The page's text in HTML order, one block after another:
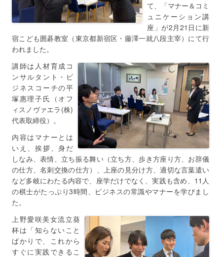
て、「マナー＆コミ
ュニケーション講
座」が2月21日に新
宿こども囲碁教室（東京都新宿区・藤澤一就八段主宰）にて行
われました。
講師は人材育成コ
ンサルタント・ビ
ジネスコーチの平
塚惠理子氏（オフ
ィスノヴァエラ(株)
代表取締役）。
内容はマナーとは
いえ、挨拶、身だ
しなみ、表情、立ち振る舞い（立ち方、歩き方座り方、お辞儀
の仕方、名刺交換の仕方）、上座の見分け方、適切な言葉遣い
など多岐にわたる内容で、座学だけでなく、実践も含め、11人
の棋士がたっぷり3時間、ビジネスの常識やマナーを学びまし
た。
上野愛咲美女流立葵
杯は「知らないこと
ばかりで、これから
すぐに実践できるこ